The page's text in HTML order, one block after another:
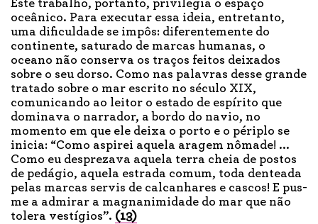
Este trabalho, portanto, privilegia o espaço
oceânico. Para executar essa ideia, entretanto,
uma dificuldade se impôs: diferentemente do
continente, saturado de marcas humanas, o
oceano não conserva os traços feitos deixados
sobre o seu dorso. Como nas palavras desse grande
tratado sobre o mar escrito no século XIX,
comunicando ao leitor o estado de espírito que
dominava o narrador, a bordo do navio, no
momento em que ele deixa o porto e o périplo se
inicia: “Como aspirei aquela aragem nômade! ...
Como eu desprezava aquela terra cheia de postos
de pedágio, aquela estrada comum, toda denteada
pelas marcas servis de calcanhares e cascos! E pus-
me a admirar a magnanimidade do mar que não
tolera vestígios”. (13)